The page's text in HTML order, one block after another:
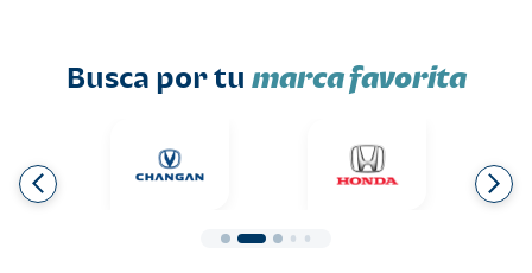
Busca por tu marca favorita